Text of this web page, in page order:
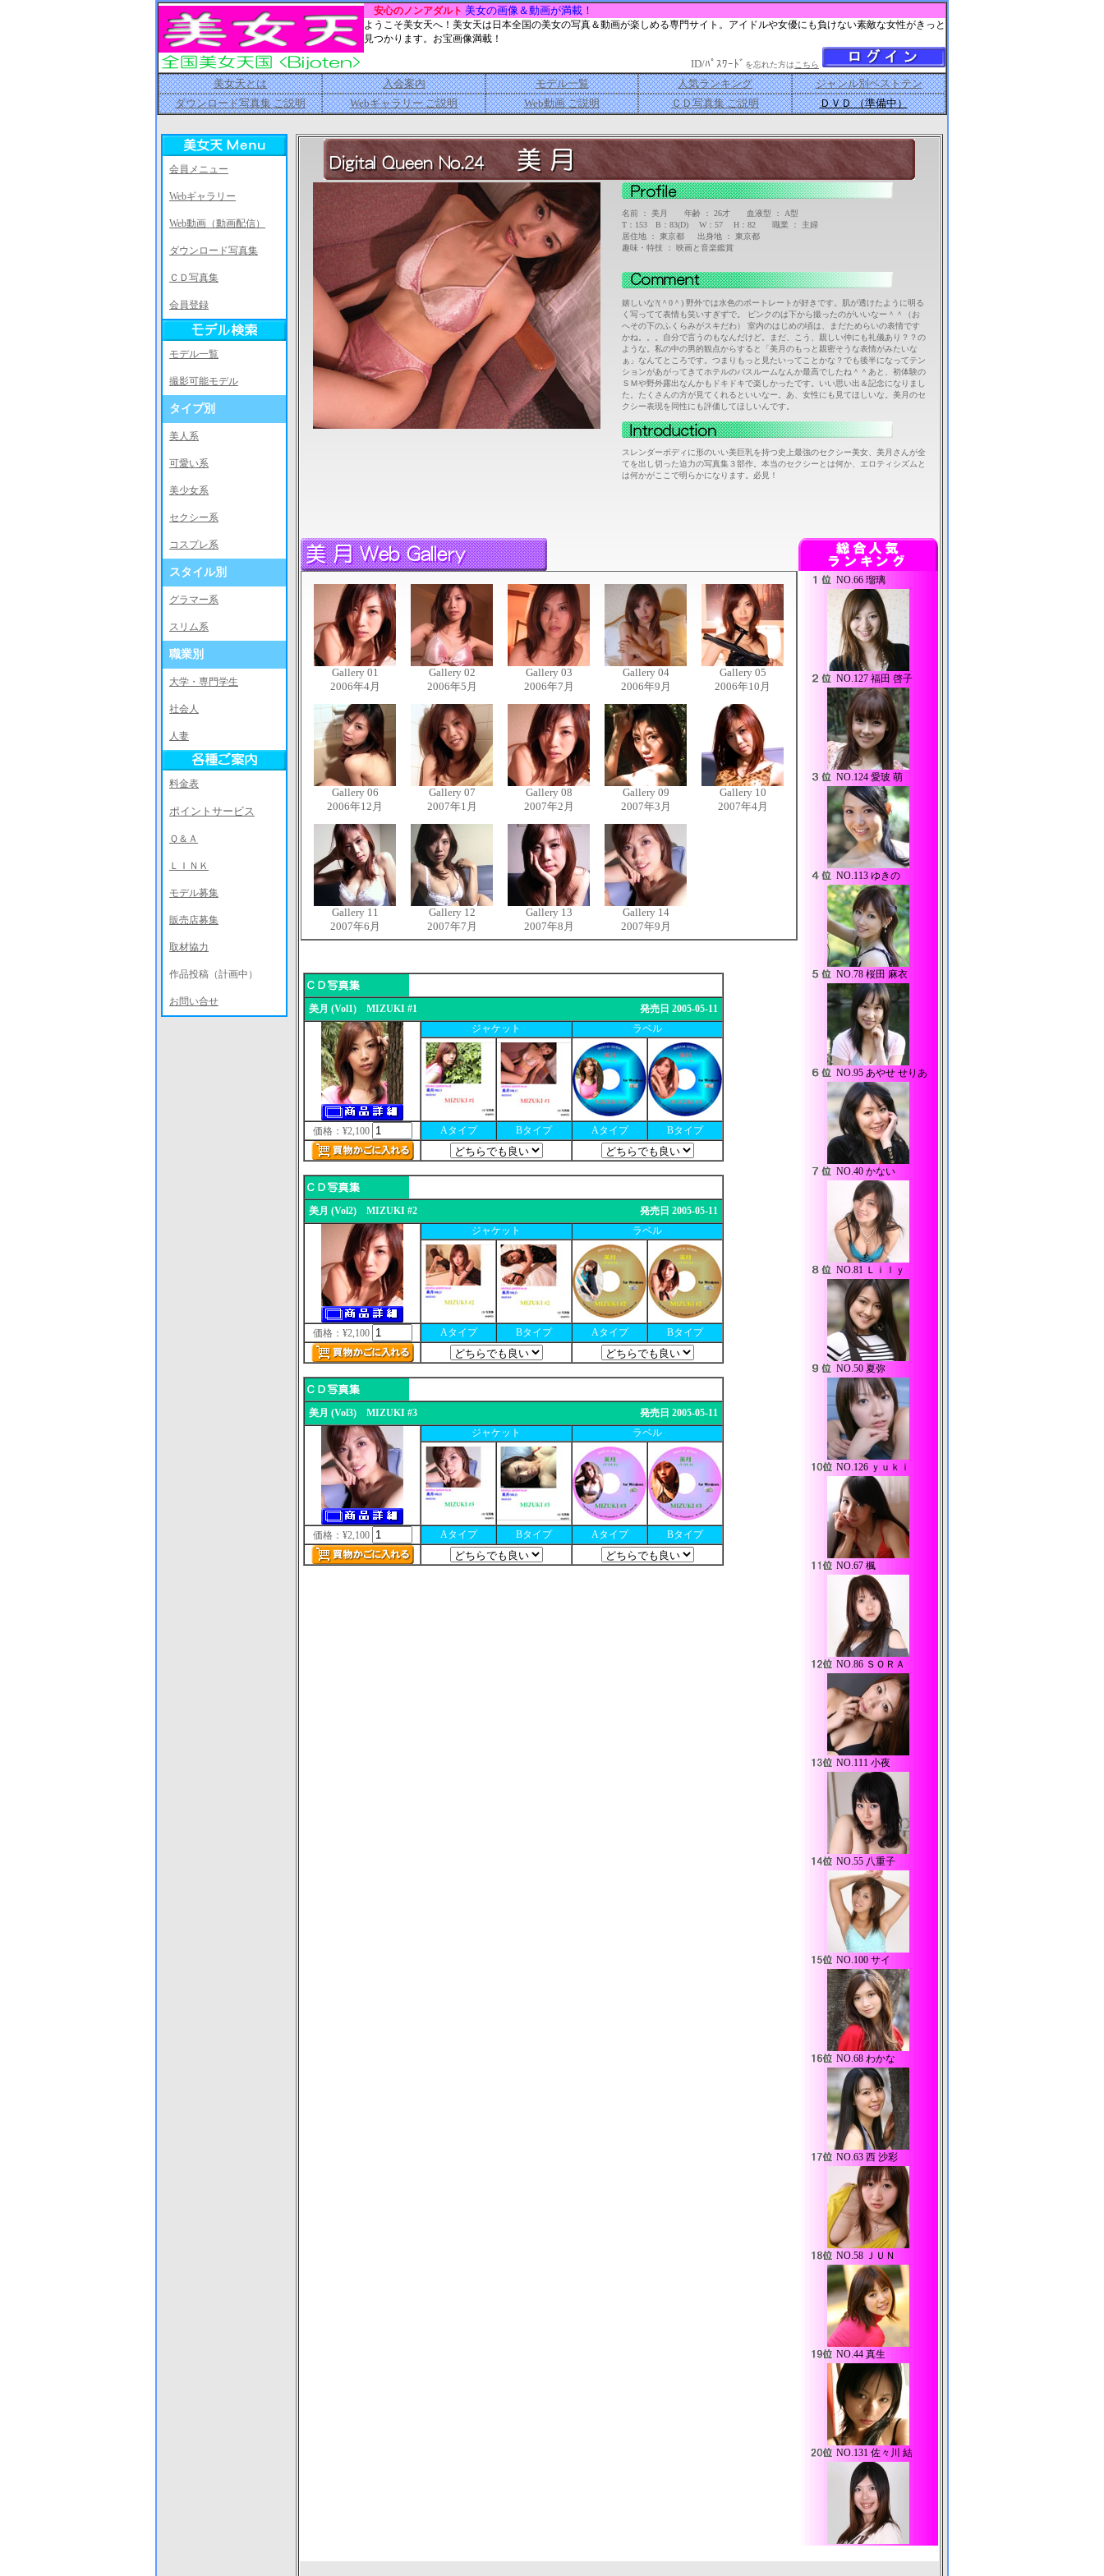
安心のノンアダルト 美女の画像＆動画が満載！
ようこそ美女天へ！美女天は日本全国の美女の写真＆動画が楽しめる専門サイト。アイドルや女優にも負けない素敵な女性がきっと
見つかります。お宝画像満載！
ID/ﾊﾟｽﾜｰﾄﾞ を忘れた方は こちら
美女天とは 入会案内 モデル一覧 人気ランキング
ジャンル別ベストテン
ダウンロード写真集 ご説明
Webギャラリー ご説明 Web動画 ご説明 ＣＤ写真集 ご説明 ＤＶＤ （準備中）
会員メニュー
Webギャラリー
Web動画（動画配信）
ダウンロード写真集
ＣＤ写真集
会員登録
モデル一覧
撮影可能モデル
タイプ別
美人系
可愛い系
美少女系
セクシー系
コスプレ系
スタイル別
グラマー系
スリム系
職業別
大学・専門学生
社会人
人妻
料金表
ポイントサービス
Ｑ＆Ａ
ＬＩＮＫ
モデル募集
販売店募集
取材協力
作品投稿（計画中）
お問い合せ
名前 ： 美月 年齢 ： 26才 血液型 ： A型
T：153 B：83(D) W：57 H：82 職業 ： 主婦
居住地 ： 東京都 出身地 ： 東京都
趣味・特技 ： 映画と音楽鑑賞
嬉しいな?(＾0＾) 野外では水色のポートレートが好きです。肌が透けたように明る
く写ってて表情も笑いすぎずで。 ピンクのは下から撮ったのがいいなー＾＾（お
へその下のふくらみがスキだわ） 室内のはじめの頃は、まだためらいの表情です
かね。。。自分で言うのもなんだけど。まだ、こう、親しい仲にも礼儀あり？？の
ような。私の中の男的観点からすると「美月のもっと親密そうな表情がみたいな
ぁ」なんてところです。つまりもっと見たいってことかな？でも後半になってテン
ションがあがってきてホテルのバスルームなんか最高でしたね＾＾あと、初体験の
ＳＭや野外露出なんかもドキドキで楽しかったです。いい思い出＆記念になりまし
た。たくさんの方が見てくれるといいなー。あ、女性にも見てほしいな。美月のセ
クシー表現を同性にも評価してほしいんです。
スレンダーボディに形のいい美巨乳を持つ史上最強のセクシー美女、美月さんが全
てを出し切った迫力の写真集３部作。本当のセクシーとは何か、エロティシズムと
は何かがここで明らかになります。必見！
Gallery 01
2006年4月
Gallery 02
2006年5月
Gallery 03
2006年7月
Gallery 04
2006年9月
Gallery 05
2006年10月
Gallery 06
2006年12月
Gallery 07
2007年1月
Gallery 08
2007年2月
Gallery 09
2007年3月
Gallery 10
2007年4月
Gallery 11
2007年6月
Gallery 12
2007年7月
Gallery 13
2007年8月
Gallery 14
2007年9月
美月 (Vol1) MIZUKI #1
発売日 2005-05-11
ジャケット
ラベル
価格：¥2,100 Aタイプ Bタイプ Aタイプ Bタイプ
美月 (Vol2) MIZUKI #2
発売日 2005-05-11
ジャケット
ラベル
価格：¥2,100 Aタイプ Bタイプ Aタイプ Bタイプ
美月 (Vol3) MIZUKI #3
発売日 2005-05-11
ジャケット
ラベル
価格：¥2,100 Aタイプ Bタイプ Aタイプ Bタイプ
NO.66 瑠璃
NO.127 福田 啓子
NO.124 愛玻 萌
NO.113 ゆきの
NO.78 桜田 麻衣
NO.95 あやせ せりあ
NO.40 かない
NO.81 Ｌｉｌｙ
NO.50 夏弥
NO.126 ｙｕｋｉ
NO.67 楓
NO.86 ＳＯＲＡ
NO.111 小夜
NO.55 八重子
NO.100 サイ
NO.68 わかな
NO.63 西 沙彩
NO.58 ＪＵＮ
NO.44 真生
NO.131 佐々川 結